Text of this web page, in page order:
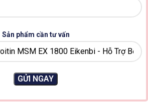
Sản phẩm cần tư vấn